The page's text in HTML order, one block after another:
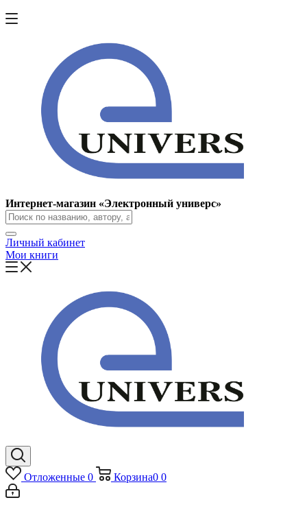
Интернет-магазин «Электронный универс»
Личный кабинет
Мои книги
Отложенные 0 Корзина0 0